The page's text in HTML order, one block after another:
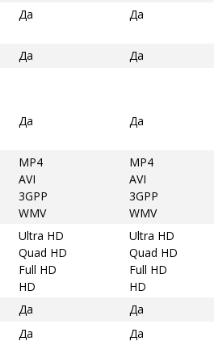
Да Да
Да Да
Да Да
MP4
AVI
3GPP
WMV
MP4
AVI
3GPP
WMV
Ultra HD
Quad HD
Full HD
HD
Ultra HD
Quad HD
Full HD
HD
Да
Да
Да Да